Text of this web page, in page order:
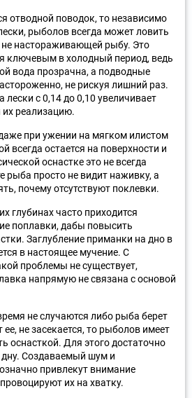
отводной поводок, то независимо
рыболов всегда может ловить
не настораживающей рыбу. Это
ключевым в холодный период, ведь
вода прозрачна, а подводные
не рискуя лишний раз.
с 0,14 до 0,10 увеличивает
их реализацию.
при ужении на мягком илистом
всегда остается на поверхности и
оснастке это не всегда
рыба просто не видит наживку, а
почему отсутствуют поклевки.
глубинах часто приходится
поплавки, дабы повысить
Заглубление приманки на дно в
в настоящее мучение. С
проблемы не существует,
напрямую не связана с основой
не случаются либо рыба берет
не засекается, то рыболов имеет
оснасткой. Для этого достаточно
дну. Создаваемый шум и
привлекут внимание
их на хватку.